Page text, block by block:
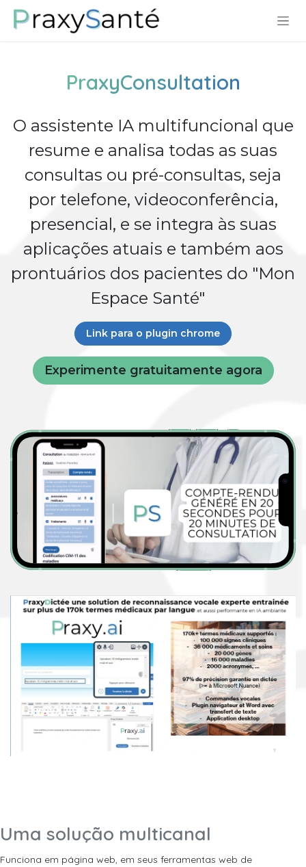
Pular para o conteúdo
PraxyConsultation
O assistente IA multifuncional que
resume e analisa todas as suas
consultas ou pré-consultas, seja
por telefone, videoconferência,
presencial, e se integra às suas
aplicações atuais e também aos
prontuários dos pacientes do "Mon
Espace Santé"
Link para o plugin chrome
Experimente gratuitamente agora
Uma solução multicanal
Funciona em página web, em seus ferramentas web de